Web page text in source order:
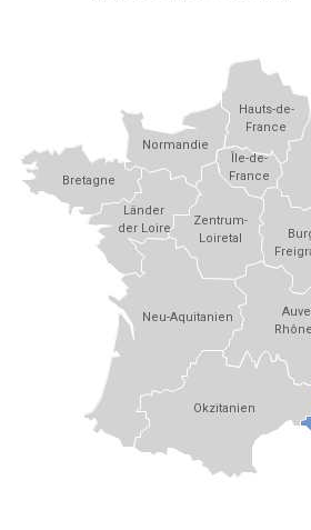
Île-de-
France
Hauts-de-
France
Normandie
Bretagne
Länder
der Loire
Zentrum-
Loiretal
Neu-Aquitanien
Okzitanien